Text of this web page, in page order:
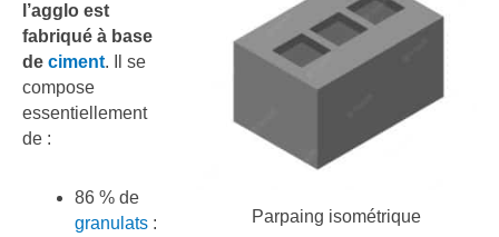
Parpaing isométrique
l’agglo est
fabriqué à base
de ciment. Il se
compose
essentiellement
de :
86 % de
granulats: